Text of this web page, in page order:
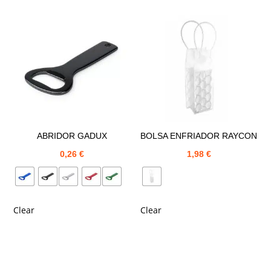
ABRIDOR GADUX
0,26€
Clear
BOLSA ENFRIADOR RAYCON
1,98 €
Clear